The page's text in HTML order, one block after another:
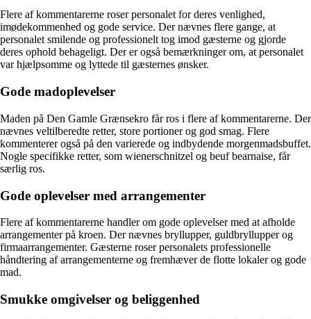
Flere af kommentarerne roser personalet for deres venlighed,
imødekommenhed og gode service. Der nævnes flere gange, at
personalet smilende og professionelt tog imod gæsterne og gjorde
deres ophold behageligt. Der er også bemærkninger om, at personalet
var hjælpsomme og lyttede til gæsternes ønsker.
Gode madoplevelser
Maden på Den Gamle Grænsekro får ros i flere af kommentarerne. Der
nævnes veltilberedte retter, store portioner og god smag. Flere
kommenterer også på den varierede og indbydende morgenmadsbuffet.
Nogle specifikke retter, som wienerschnitzel og beuf bearnaise, får
særlig ros.
Gode oplevelser med arrangementer
Flere af kommentarerne handler om gode oplevelser med at afholde
arrangementer på kroen. Der nævnes bryllupper, guldbryllupper og
firmaarrangementer. Gæsterne roser personalets professionelle
håndtering af arrangementerne og fremhæver de flotte lokaler og gode
mad.
Smukke omgivelser og beliggenhed